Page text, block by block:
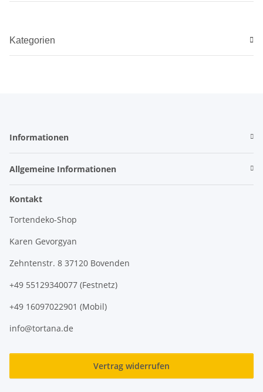
Kategorien
Informationen
Allgemeine Informationen
Kontakt
Tortendeko-Shop
Karen Gevorgyan
Zehntenstr. 8 37120 Bovenden
+49 55129340077 (Festnetz)
+49 16097022901 (Mobil)
info@tortana.de
Vertrag widerrufen